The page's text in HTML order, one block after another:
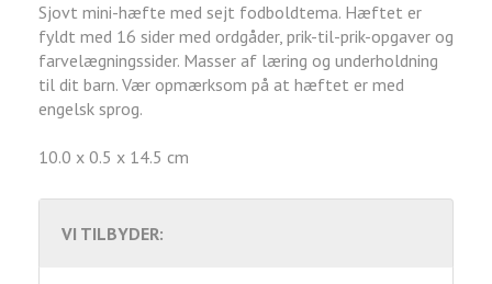
Sjovt mini-hæfte med sejt fodboldtema. Hæftet er
fyldt med 16 sider med ordgåder, prik-til-prik-opgaver og
farvelægningssider. Masser af læring og underholdning
til dit barn. Vær opmærksom på at hæftet er med
engelsk sprog.
10.0 x 0.5 x 14.5 cm
VI TILBYDER: